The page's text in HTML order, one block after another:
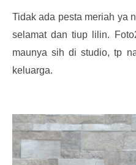
Tidak ada pesta meriah ya
selamat dan tiup lilin.
maunya sih di studio, tp
keluarga.